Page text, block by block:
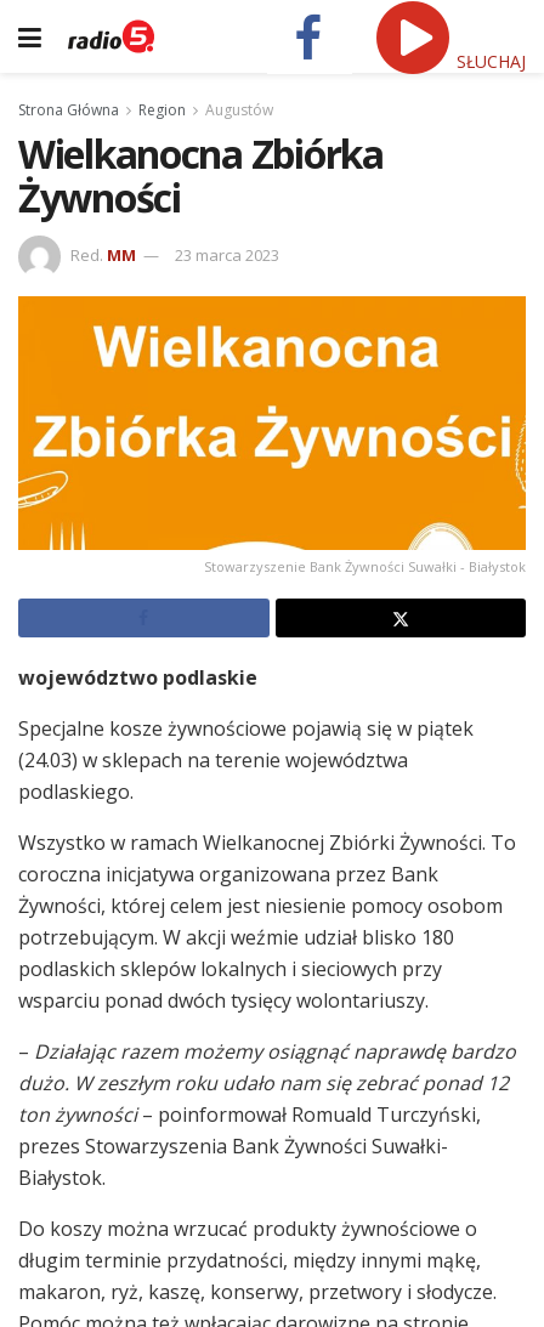
SŁUCHAJ
Strona Główna Region Augustów
Wielkanocna Zbiórka
Żywności
Red. MM 23 marca 2023
Stowarzyszenie Bank Żywności Suwałki - Białystok
województwo podlaskie
Specjalne kosze żywnościowe pojawią się w piątek
(24.03) w sklepach na terenie województwa
podlaskiego.
Wszystko w ramach Wielkanocnej Zbiórki Żywności. To
coroczna inicjatywa organizowana przez Bank
Żywności, której celem jest niesienie pomocy osobom
potrzebującym. W akcji weźmie udział blisko 180
podlaskich sklepów lokalnych i sieciowych przy
wsparciu ponad dwóch tysięcy wolontariuszy.
– Działając razem możemy osiągnąć naprawdę bardzo
dużo. W zeszłym roku udało nam się zebrać ponad 12
ton żywności– poinformował Romuald Turczyński,
prezes Stowarzyszenia Bank Żywności Suwałki-
Białystok.
Do koszy można wrzucać produkty żywnościowe o
długim terminie przydatności, między innymi mąkę,
makaron, ryż, kaszę, konserwy, przetwory i słodycze.